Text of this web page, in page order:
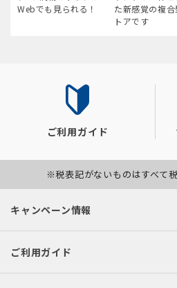
Webでも見られる！
た新感覚の複合
トアです
ご利用ガイド
※税表記がないものはすべて
キャンペーン情報
ご利用ガイド